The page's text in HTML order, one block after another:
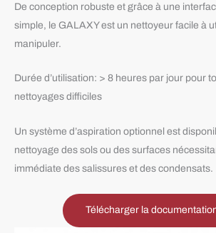
De conception robuste et grâce à une
simple, le GALAXY est un nettoyeur facile à
manipuler.
Durée d’utilisation: > 8 heures par jour pour
nettoyages difficiles
Un système d’aspiration optionnel est
nettoyage des sols ou des surfaces
immédiate des salissures et des condensats.
Télécharger la